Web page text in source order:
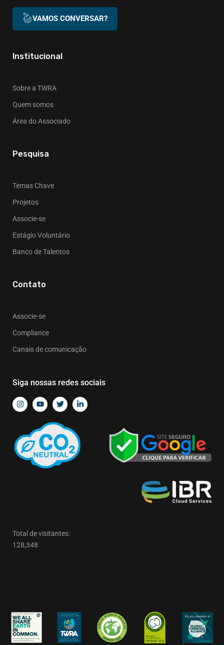
VAMOS CONVERSAR?
Institucional
Sobre a TWRA
Quem somos
Área do Associado
Pesquisa
Temas Chave
Projetos
Associe-se
Estágio Voluntário
Banco de Talentos
Contato
Associe-se
Compliance
Canais de comunicação
Siga nossas redes sociais
Total de visitantes:
128,348